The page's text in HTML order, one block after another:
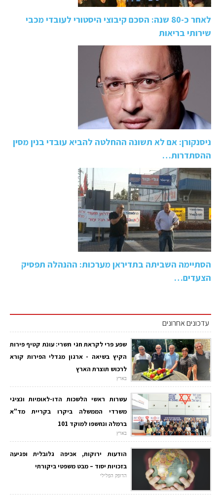
לאחר כ-80 שנה: הסכם קיבוצי היסטורי לעובדי מכבי
שירותי בריאות
ניסנקורן: אם לא תשונה ההחלטה להביא עובדי בנין מסין
ההסתדרות…
הסתיימה השביתה בתדיראן מערכות: ההנהלה תפסיק
הצעדים…
עדכונים אחרונים
שפע פרי לקראת חגי תשרי: עונת קטיף פירות
הקיץ בשיאה - ארגון מגדלי הפירות קורא
לרכוש תוצרת הארץ
בארץ
עשרות ראשי הלשכות הדו-לאומיות ונציגי
משרדי הממשלה ביקרו בקריית מד"א
ברמלה ונחשפו למוקד 101
בארץ
הודעות ירוקות, אכיפה גלובלית ופגיעה
בזכויות יסוד – מבט משפטי ביקורתי
הדופק הפלילי